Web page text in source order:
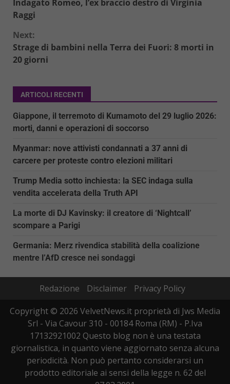
Reading
Indagato Romeo, l’ex braccio destro di Virginia
Raggi
Next:
Strage di bambini nella Terra dei Fuori: 8 morti in
20 giorni
ARTICOLI RECENTI
Giappone, il terremoto di Kumamoto del 29 luglio 2026:
morti, danni e operazioni di soccorso
Myanmar: nove attivisti condannati a 37 anni di
carcere per proteste contro elezioni militari
Trump Media sotto inchiesta: la SEC indaga sulla
vendita accelerata della Truth API
La morte di DJ Kavinsky: il creatore di ‘Nightcall’
scompare a Parigi
Germania: Merz rivendica stabilità della coalizione
mentre l’AfD cresce nei sondaggi
Redazione Disclaimer
Privacy Policy
Copyright © 2026 VelvetNews.it proprietà di Jws Media
Srl - Via Cavour 310 - 00184 Roma (RM) - P.Iva
17132921002 Questo blog non è una testata
giornalistica, in quanto viene aggiornato senza alcuna
periodicità. Non può pertanto considerarsi un
prodotto editoriale ai sensi della legge n. 62 del